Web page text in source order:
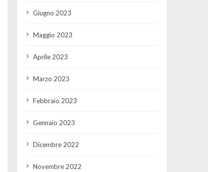
Giugno 2023
Maggio 2023
Aprile 2023
Marzo 2023
Febbraio 2023
Gennaio 2023
Dicembre 2022
Novembre 2022